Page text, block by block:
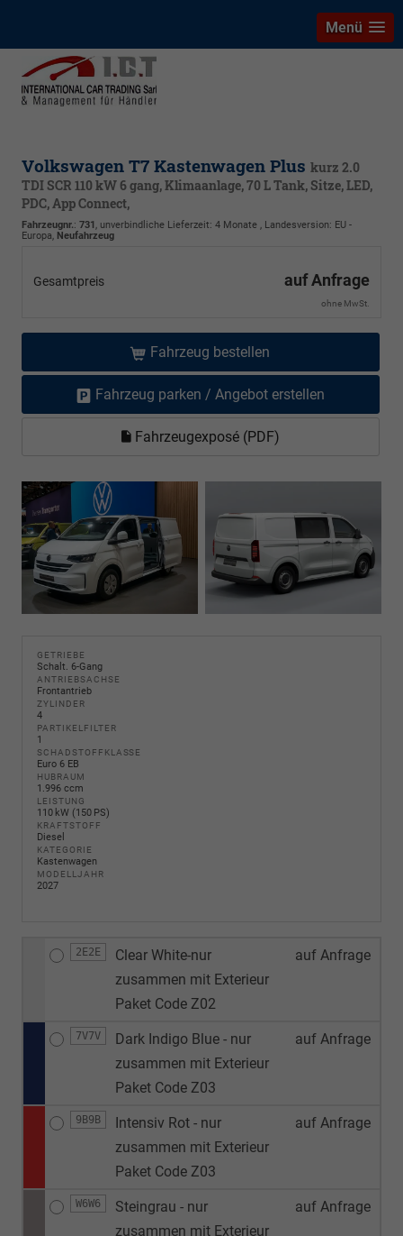
Menü
Volkswagen T7 Kastenwagen Plus kurz 2.0
TDI SCR 110 kW 6 gang, Klimaanlage, 70 L Tank, Sitze, LED,
PDC, App Connect,
Fahrzeugnr.: 731 , unverbindliche Lieferzeit: 4 Monate , Landesversion: EU -
Europa, Neufahrzeug
Gesamtpreis auf Anfrage
ohne MwSt.
Fahrzeug bestellen
Fahrzeug parken / Angebot erstellen
Fahrzeugexposé (PDF)
GETRIEBE
Schalt. 6-Gang
ANTRIEBSACHSE
Frontantrieb
ZYLINDER
4
PARTIKELFILTER
1
SCHADSTOFFKLASSE
Euro 6 EB
HUBRAUM
1.996 ccm
LEISTUNG
110 kW (150 PS)
KRAFTSTOFF
Diesel
KATEGORIE
Kastenwagen
MODELLJAHR
2027
2E2E
Clear White-nur
zusammen mit Exterieur
Paket Code Z02
auf Anfrage
7V7V
Dark Indigo Blue - nur
zusammen mit Exterieur
Paket Code Z03
auf Anfrage
9B9B
Intensiv Rot - nur
zusammen mit Exterieur
Paket Code Z03
auf Anfrage
W6W6
Steingrau - nur
zusammen mit Exterieur
auf Anfrage